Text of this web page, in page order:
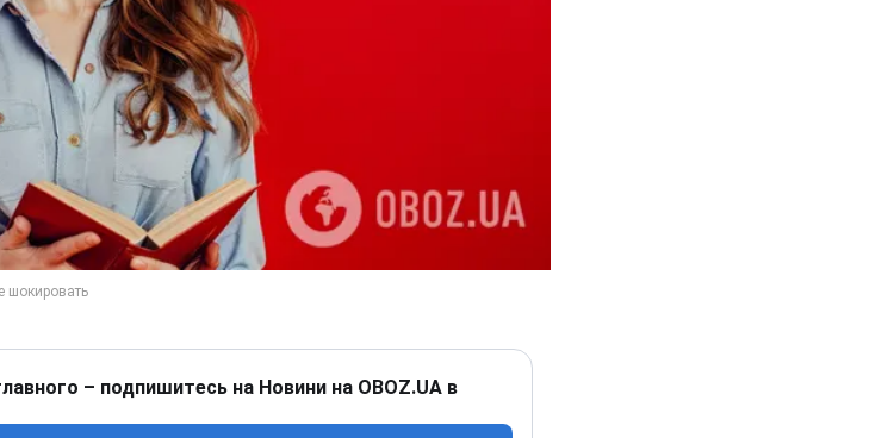
– подпишитесь на Новини на OBOZ.UA в